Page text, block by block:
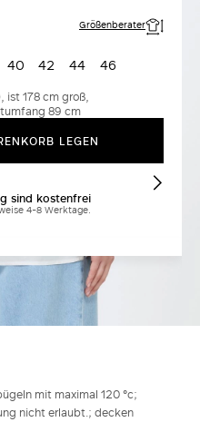
Größenberater
40 42 44 46
ist 178 cm groß,
89 cm
LEGEN
sind kostenfrei
4-8 Werktage.
mit maximal 120 °c;
nicht erlaubt.; decken